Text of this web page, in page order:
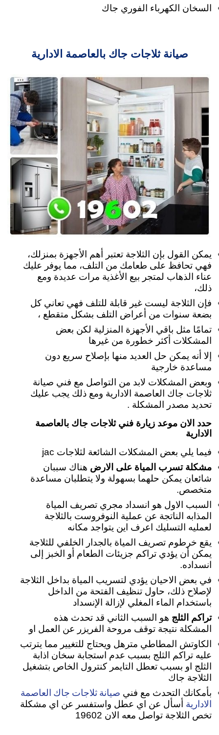
السخان الكهرباء الفوري جاك
صيانة ثلاجات جاك بالعاصمة الادارية
يمكن القول بإن الثلاجة تعتبر أهم الأجهزة بمنزلك،
فهي تحافظ على طعامك من التلف، مما يوفر عليك
عناء الذهاب لمتجر بيع الأغذية مرات عديدة ومع
ذلك،
فإن الثلاجة ليست غير قابلة للتلف فهي تعاني كل
بضعة سنوات من أعراض التلف بشكل متقطع ،
تمامًا مثل باقي الأجهزة المنزلية لكن بعض
المشكلات أكثر خطورة من غيرها
إلا أنه يمكن حل العديد منها بإصلاح سريع دون
مساعدة خارجية
وبعض المشكلات لابد من التواصل مع فني صيانة
ثلاجات جاك العاصمة الادارية ومع ذلك يجب عليك
تحديد مصدر المشكلة .
حدد الان موعد زيارة فني ثلاجات جاك بالعاصمة
الادارية
فيما يلي بعض المشكلات الشائعة لثلاجات jac
مشكلة تسرب المياة على الارض هناك سببان
شائعان يمكن حلهما بسهولة ولا يتطلبان مساعدة
متخصص.
السبب الاول هو انسداد مجري تصريف المياة
المذابه الناتجة عن عملية النوفروست بالثلاجة
لعمليه التسليك اعرف اين يتواجد مكانه
يقع خرطوم تصريف المياة بالجدار الخلفي للثلاجة
يمكن أن يؤدي تراكم جزيئات الطعام أو الخبز إلى
انسداده.
في بعض الاحيان يؤدي لتسريب المياة بداخل الثلاجة
لإصلاح ذلك، حاول تنظيف الفتحة من الداخل
باستخدام الماء المغلي لإزالة الإنسداد
تراكم الثلج هو السبب الثاني قد تحدث هذه
المشكلة نتيجة توقف مروحة الفريزر عن العمل او
الكاوتش المطاطي مترهل ويحتاج للتغيير مما يترتب
عليه تراكم الثلج بسبب عدم استجابة سخان اذابة
الثلج او بسبب تعطل التايمر كنترول الخاص بتشغيل
الثلاجة جاك
بأمكانك التحدث مع فني صيانة ثلاجات جاك العاصمة
الادارية أسأل عن اي عطل واستفسر عن اي مشكلة
تخص الثلاجة تواصل معه الان 19602